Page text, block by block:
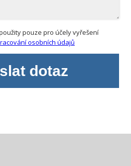
pouze pro účely vyřešení
osobních údajů
dotaz